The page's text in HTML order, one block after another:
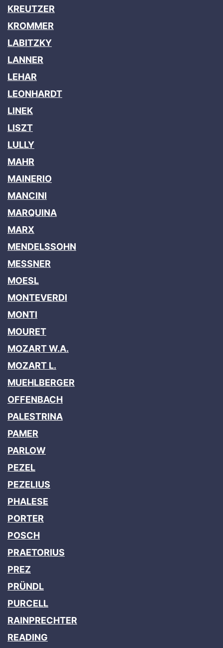
KREUTZER
KROMMER
LABITZKY
LANNER
LEHAR
LEONHARDT
LINEK
LISZT
LULLY
MAHR
MAINERIO
MANCINI
MARQUINA
MARX
MENDELSSOHN
MESSNER
MOESL
MONTEVERDI
MONTI
MOURET
MOZART W.A.
MOZART L.
MUEHLBERGER
OFFENBACH
PALESTRINA
PAMER
PARLOW
PEZEL
PEZELIUS
PHALESE
PORTER
POSCH
PRAETORIUS
PREZ
PRÜNDL
PURCELL
RAINPRECHTER
READING